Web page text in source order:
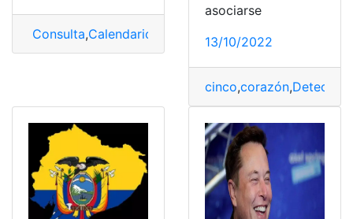
Consulta,Calendario Cambios,cinco, tributario
asociarse
13/10/2022
cinco,corazón,Detectar